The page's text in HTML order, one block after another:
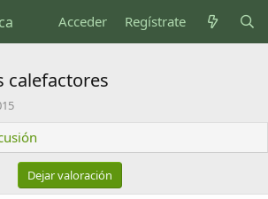
Acceder Regístrate
calefactores
Dejar valoración